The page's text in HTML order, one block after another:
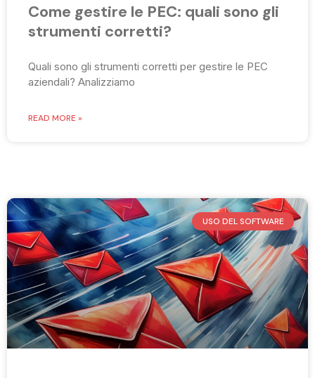
Come gestire le PEC: quali sono gli
strumenti corretti?
Quali sono gli strumenti corretti per gestire le PEC
aziendali? Analizziamo
READ MORE »
USO DEL SOFTWARE